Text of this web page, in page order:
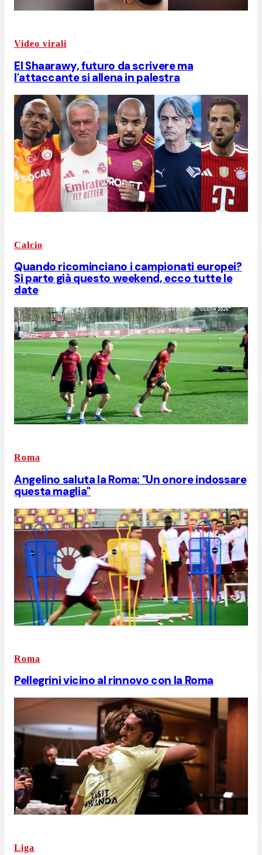
Video virali
El Shaarawy, futuro da scrivere ma
l'attaccante si allena in palestra
Calcio
Quando ricominciano i campionati europei?
Si parte già questo weekend, ecco tutte le
date
Roma
Angelino saluta la Roma: "Un onore indossare
questa maglia"
Roma
Pellegrini vicino al rinnovo con la Roma
Liga